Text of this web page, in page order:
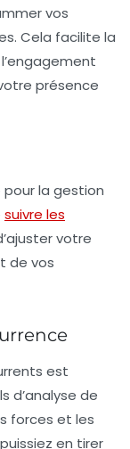
vos
Cela facilite la
présence
la gestion
suivre les
votre
de vos
est
d’analyse de
forces et les
en tirer